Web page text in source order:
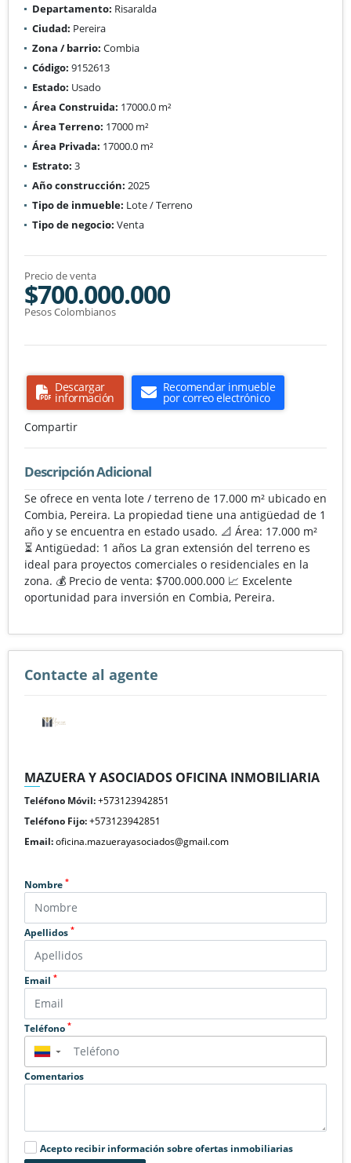
Departamento: Risaralda
Ciudad: Pereira
Zona / barrio: Combia
Código: 9152613
Estado: Usado
Área Construida: 17000.0 m²
Área Terreno: 17000 m²
Área Privada: 17000.0 m²
Estrato: 3
Año construcción: 2025
Tipo de inmueble: Lote / Terreno
Tipo de negocio: Venta
Precio de venta
$700.000.000
Pesos Colombianos
Descargar
información
Recomendar inmueble
por correo electrónico
Compartir
Descripción Adicional
Se ofrece en venta lote / terreno de 17.000 m² ubicado en
Combia, Pereira. La propiedad tiene una antigüedad de 1
año y se encuentra en estado usado. 📐 Área: 17.000 m²
⏳ Antigüedad: 1 años La gran extensión del terreno es
ideal para proyectos comerciales o residenciales en la
zona. 💰 Precio de venta: $700.000.000 📈 Excelente
oportunidad para inversión en Combia, Pereira.
Contacte al agente
MAZUERA Y ASOCIADOS OFICINA INMOBILIARIA
Teléfono Móvil:+573123942851
Teléfono Fijo:+573123942851
Email:oficina.mazuerayasociados@gmail.com
Nombre *
Apellidos *
Email *
Teléfono *
▼
Comentarios
Acepto recibir información sobre ofertas inmobiliarias